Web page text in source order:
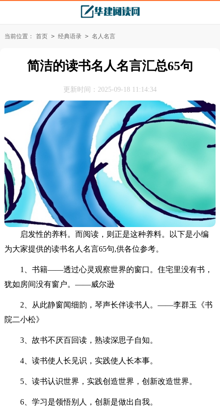
当前位置： 首页 > 经典语录 > 名人名言
简洁的读书名人名言汇总65句
更新时间：2025-09-18 11:14:34
启发性的养料。而阅读，则正是这种养料。以下是小编
为大家提供的读书名人名言65句,供各位参考。
1、书籍——透过心灵观察世界的窗口。住宅里没有书，
犹如房间没有窗户。——威尔逊
2、从此静窗闻细韵，琴声长伴读书人。——李群玉《书
院二小松》
3、故书不厌百回读，熟读深思子自知。
4、读书使人长见识，实践使人长本事。
5、读书认识世界，实践创造世界，创新改造世界。
6、学习是领悟别人，创新是做出自我。